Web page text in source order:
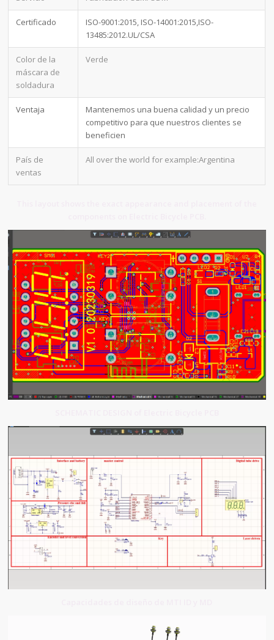
Certificado
ISO-9001:2015, ISO-14001:2015,ISO-
13485:2012.UL/CSA
Color de la
máscara de
soldadura
Verde
Ventaja
Mantenemos una buena calidad y un precio
competitivo para que nuestros clientes se
beneficien
País de
ventas
All over the world for example:Argentina